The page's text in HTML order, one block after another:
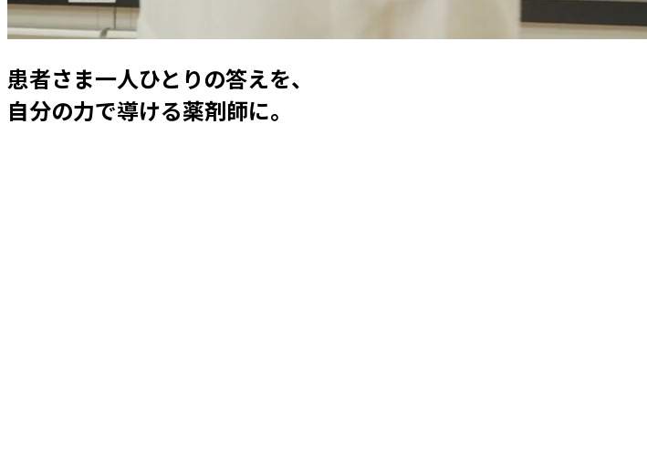
患者さま一人ひとりの答えを、
自分の力で導ける薬剤師に。